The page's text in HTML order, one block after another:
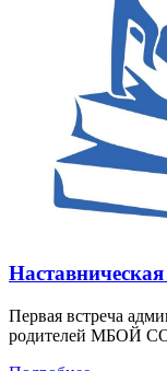
Первая встреча
родителей МБОЙ